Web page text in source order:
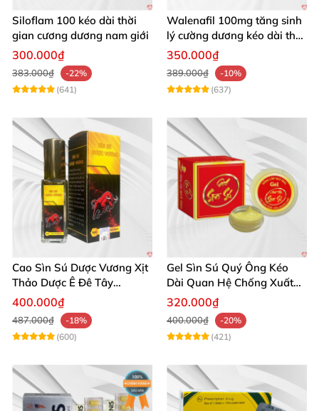
Siloflam 100 kéo dài thời
gian cương dương nam giới
300.000₫
383.000₫
-22%
(641)
Walenafil 100mg tăng sinh
lý cường dương kéo dài thời
gian
350.000₫
389.000₫
-10%
(637)
Cao Sìn Sú Dược Vương Xịt
Thảo Dược Ê Đê Tây
Nguyên Hỗ Trợ Xuất Tinh
400.000₫
487.000₫
-18%
(600)
Gel Sìn Sú Quý Ông Kéo
Dài Quan Hệ Chống Xuất
Tinh Sớm
320.000₫
400.000₫
-20%
(421)